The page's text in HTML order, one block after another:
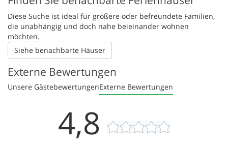
Diese Suche ist ideal für größere oder befreundete Familien,
die unabhängig und doch nahe beieinander wohnen
möchten.
Siehe benachbarte Häuser
Externe Bewertungen
Unsere GästebewertungenExterne Bewertungen
4,8